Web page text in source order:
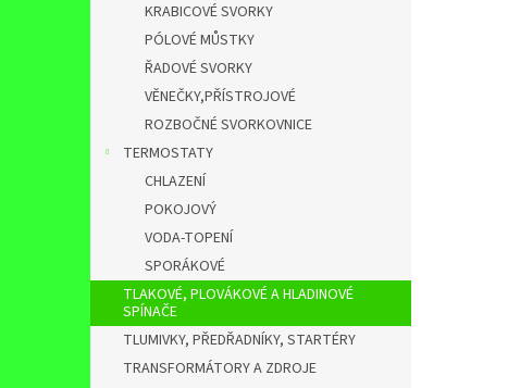
KRABICOVÉ SVORKY
PÓLOVÉ MŮSTKY
ŘADOVÉ SVORKY
VĚNEČKY,PŘÍSTROJOVÉ
ROZBOČNÉ SVORKOVNICE
TERMOSTATY
CHLAZENÍ
POKOJOVÝ
VODA-TOPENÍ
SPORÁKOVÉ
TLAKOVÉ, PLOVÁKOVÉ A HLADINOVÉ
SPÍNAČE
TLUMIVKY, PŘEDŘADNÍKY, STARTÉRY
TRANSFORMÁTORY A ZDROJE